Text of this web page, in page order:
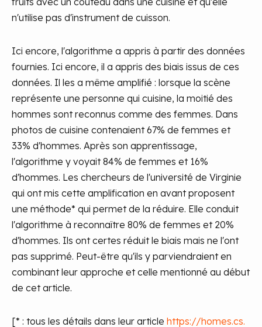
n'utilise pas d'instrument de cuisson.
Ici encore, l'algorithme a appris à partir des données
fournies. Ici encore, il a appris des biais issus de ces
données. Il les a même amplifié : lorsque la scène
représente une personne qui cuisine, la moitié des
hommes sont reconnus comme des femmes. Dans
photos de cuisine contenaient 67% de femmes et
33% d'hommes. Après son apprentissage,
l'algorithme y voyait 84% de femmes et 16%
d'hommes. Les chercheurs de l'université de Virginie
qui ont mis cette amplification en avant proposent
une méthode* qui permet de la réduire. Elle conduit
l'algorithme à reconnaître 80% de femmes et 20%
d'hommes. Ils ont certes réduit le biais mais ne l'ont
pas supprimé. Peut-être qu'ils y parviendraient en
combinant leur approche et celle mentionné au début
de cet article.
[* : tous les détails dans leur article https://homes.cs.